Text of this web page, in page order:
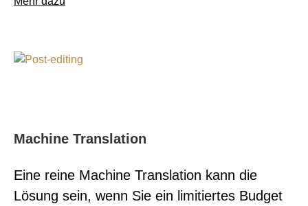
Machine Translation
Eine reine Machine Translation kann die
Lösung sein, wenn Sie ein limitiertes Budget